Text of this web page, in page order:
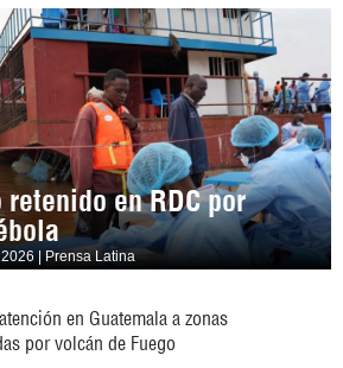
en RDC por
| Prensa Latina
en Guatemala a zonas
por volcán de Fuego